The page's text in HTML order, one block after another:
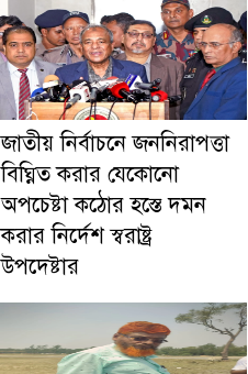
জাতীয় নির্বাচনে জননিরাপত্তা
বিঘ্নিত করার যেকোনো
অপচেষ্টা কঠোর হস্তে দমন
করার নির্দেশ স্বরাষ্ট্র
উপদেষ্টার